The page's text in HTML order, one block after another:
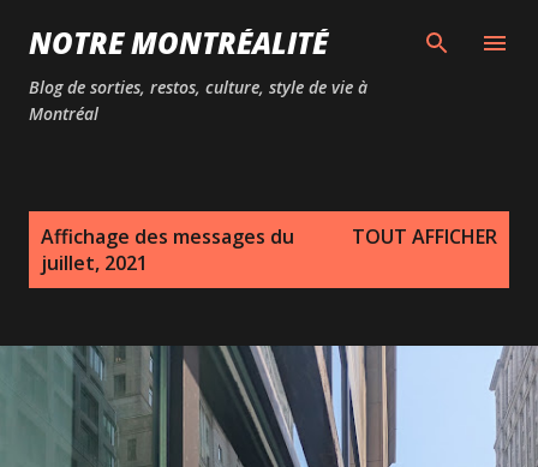
Passer au contenu principal
NOTRE MONTRÉALITÉ
Blog de sorties, restos, culture, style de vie à
Montréal
Affichage des messages du
juillet, 2021
TOUT AFFICHER